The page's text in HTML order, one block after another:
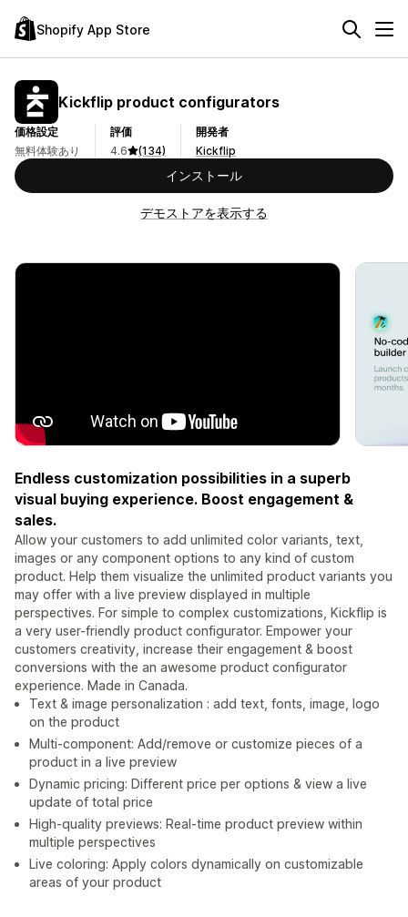
Shopify App Store
Kickflip product configurators
価格設定
無料体験あり
評価
4.6
(134)
開発者
Kickflip
インストール
デモストアを表示する
Endless customization possibilities in a superb
visual buying experience. Boost engagement &
sales.
Allow your customers to add unlimited color variants, text,
images or any component options to any kind of custom
product. Help them visualize the unlimited product variants you
may offer with a live preview displayed in multiple
perspectives. For simple to complex customizations, Kickflip is
a very user-friendly product configurator. Empower your
customers creativity, increase their engagement & boost
conversions with the an awesome product configurator
experience. Made in Canada.
Text & image personalization : add text, fonts, image, logo
on the product
Multi-component: Add/remove or customize pieces of a
product in a live preview
Dynamic pricing: Different price per options & view a live
update of total price
High-quality previews: Real-time product preview within
multiple perspectives
Live coloring: Apply colors dynamically on customizable
areas of your product